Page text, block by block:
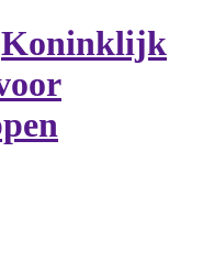
Koninklijk